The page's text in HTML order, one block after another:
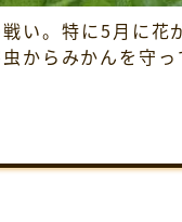
い。特に5月に花
からみかんを守
ので、被害をみつ